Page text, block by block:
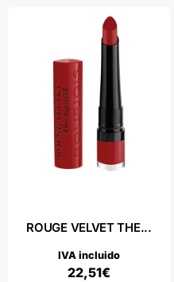
ROUGE VELVET THE...
22,51€
IVA incluido